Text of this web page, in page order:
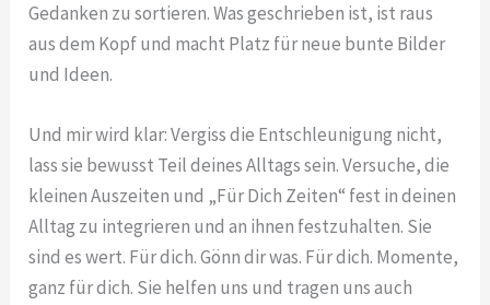
Gedanken zu sortieren. Was geschrieben ist, ist raus
aus dem Kopf und macht Platz für neue bunte Bilder
und Ideen.
Und mir wird klar: Vergiss die Entschleunigung nicht,
lass sie bewusst Teil deines Alltags sein. Versuche, die
kleinen Auszeiten und „Für Dich Zeiten“ fest in deinen
Alltag zu integrieren und an ihnen festzuhalten. Sie
sind es wert. Für dich. Gönn dir was. Für dich. Momente,
ganz für dich. Sie helfen uns und tragen uns auch